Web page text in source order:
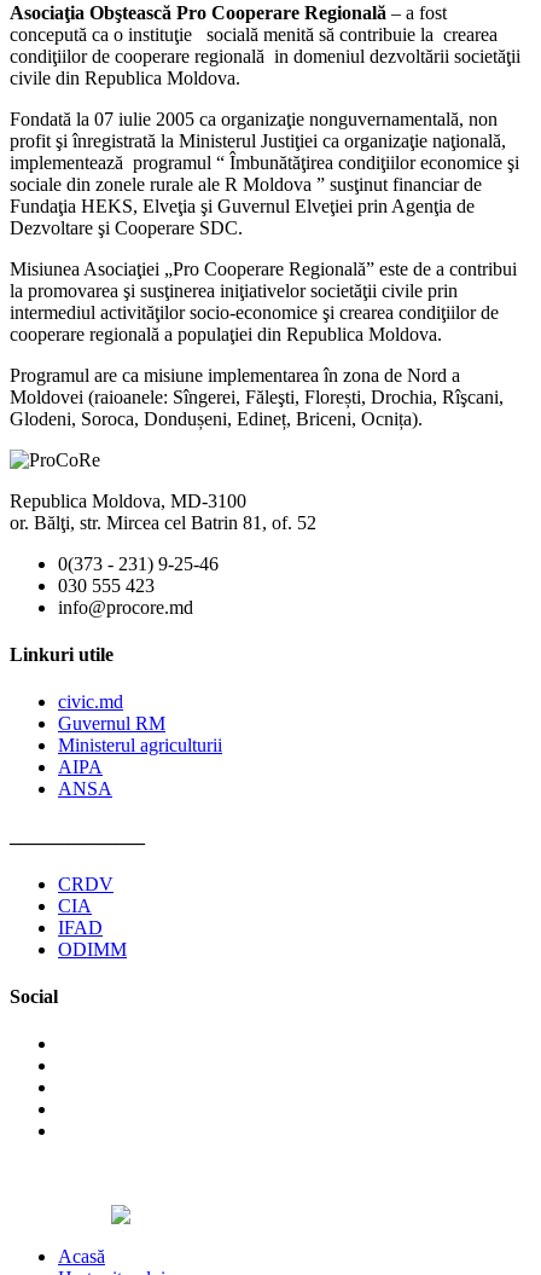
Asociaţia Obştească Pro Cooperare Regională – a fost
concepută ca o instituţie socială menită să contribuie la crearea
condiţiilor de cooperare regională in domeniul dezvoltării societăţii
civile din Republica Moldova.
Fondată la 07 iulie 2005 ca organizaţie nonguvernamentală, non
profit şi înregistrată la Ministerul Justiţiei ca organizaţie naţională,
implementează programul “ Îmbunătăţirea condiţiilor economice şi
sociale din zonele rurale ale R Moldova ” susţinut financiar de
Fundaţia HEKS, Elveţia şi Guvernul Elveţiei prin Agenţia de
Dezvoltare şi Cooperare SDC.
Misiunea Asociaţiei „Pro Cooperare Regională” este de a contribui
la promovarea şi susţinerea iniţiativelor societăţii civile prin
intermediul activităţilor socio-economice şi crearea condiţiilor de
cooperare regională a populaţiei din Republica Moldova.
Programul are ca misiune implementarea în zona de Nord a
Moldovei (raioanele: Sîngerei, Făleşti, Florești, Drochia, Rîşcani,
Glodeni, Soroca, Dondușeni, Edineț, Briceni, Ocnița).
Republica Moldova, MD-3100
or. Bălţi, str. Mircea cel Batrin 81, of. 52
0(373 - 231) 9-25-46
030 555 423
info@procore.md
Linkuri utile
civic.md
Guvernul RM
Ministerul agriculturii
AIPA
ANSA
CRDV
CIA
IFAD
ODIMM
Social
Acasă